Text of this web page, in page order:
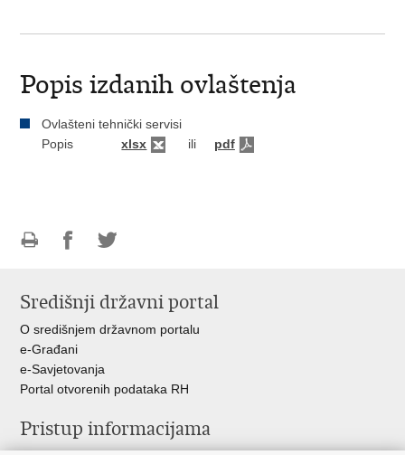
Popis izdanih ovlaštenja
Ovlašteni tehnički servisi
Popis
xlsx ili pdf
FacebookuTwitteru
Središnji državni portal
O središnjem državnom portalu
e-Građani
e-Savjetovanja
Portal otvorenih podataka RH
Pristup informacijama